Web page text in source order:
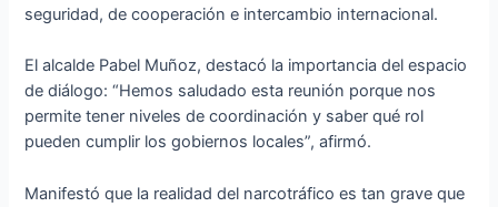
seguridad, de cooperación e intercambio internacional.
El alcalde Pabel Muñoz, destacó la importancia del espacio
de diálogo: “Hemos saludado esta reunión porque nos
permite tener niveles de coordinación y saber qué rol
pueden cumplir los gobiernos locales”, afirmó.
Manifestó que la realidad del narcotráfico es tan grave que